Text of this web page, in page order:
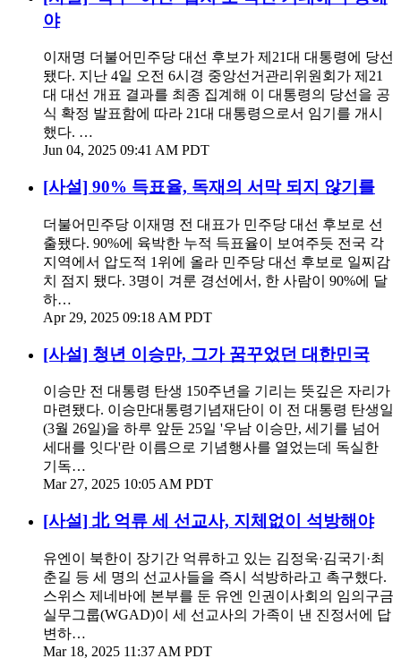
야
이재명 더불어민주당 대선 후보가 제21대 대통령에 당선
됐다. 지난 4일 오전 6시경 중앙선거관리위원회가 제21
대 대선 개표 결과를 최종 집계해 이 대통령의 당선을 공
식 확정 발표함에 따라 21대 대통령으로서 임기를 개시
했다. …
Jun 04, 2025 09:41 AM PDT
[사설] 90% 득표율, 독재의 서막 되지 않기를
더불어민주당 이재명 전 대표가 민주당 대선 후보로 선
출됐다. 90%에 육박한 누적 득표율이 보여주듯 전국 각
지역에서 압도적 1위에 올라 민주당 대선 후보로 일찌감
치 점지 됐다. 3명이 겨룬 경선에서, 한 사람이 90%에 달
하…
Apr 29, 2025 09:18 AM PDT
[사설] 청년 이승만, 그가 꿈꾸었던 대한민국
이승만 전 대통령 탄생 150주년을 기리는 뜻깊은 자리가
마련됐다. 이승만대통령기념재단이 이 전 대통령 탄생일
(3월 26일)을 하루 앞둔 25일 '우남 이승만, 세기를 넘어
세대를 잇다'란 이름으로 기념행사를 열었는데 독실한
기독…
Mar 27, 2025 10:05 AM PDT
[사설] 北 억류 세 선교사, 지체없이 석방해야
유엔이 북한이 장기간 억류하고 있는 김정욱·김국기·최
춘길 등 세 명의 선교사들을 즉시 석방하라고 촉구했다.
스위스 제네바에 본부를 둔 유엔 인권이사회의 임의구금
실무그룹(WGAD)이 세 선교사의 가족이 낸 진정서에 답
변하…
Mar 18, 2025 11:37 AM PDT